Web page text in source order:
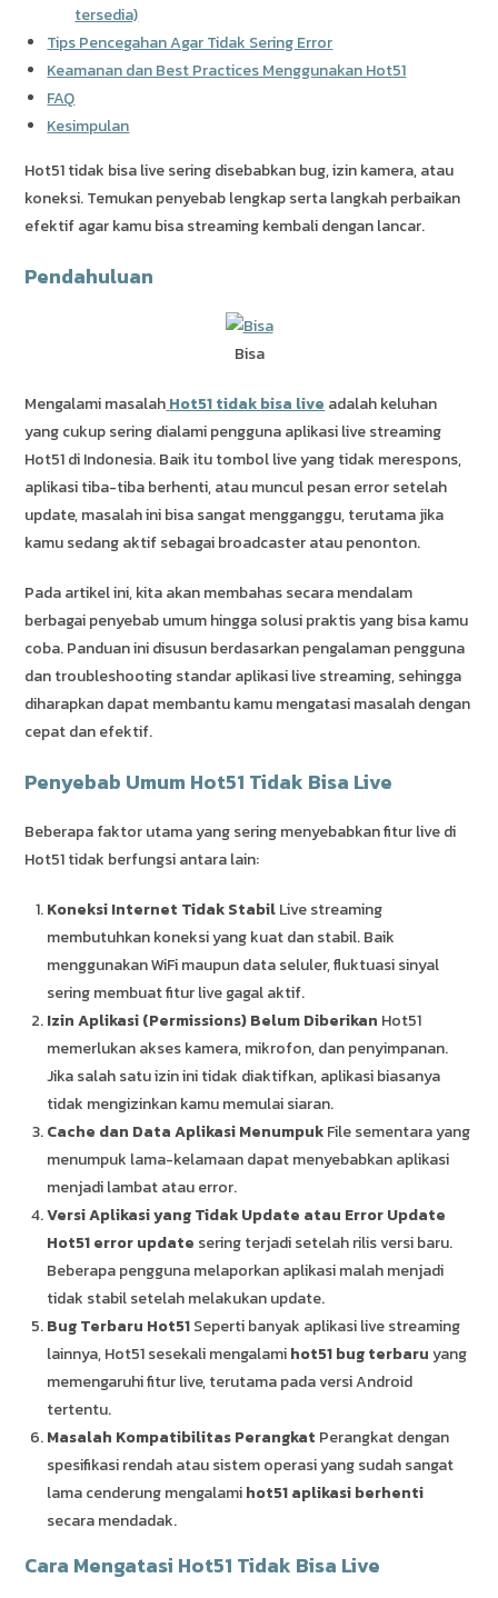
tersedia)
Tips Pencegahan Agar Tidak Sering Error
Keamanan dan Best Practices Menggunakan Hot51
FAQ
Kesimpulan
Hot51 tidak bisa live sering disebabkan bug, izin kamera, atau
koneksi. Temukan penyebab lengkap serta langkah perbaikan
efektif agar kamu bisa streaming kembali dengan lancar.
Pendahuluan
Bisa
Mengalami masalahHot51 tidak bisa live adalah keluhan
yang cukup sering dialami pengguna aplikasi live streaming
Hot51 di Indonesia. Baik itu tombol live yang tidak merespons,
aplikasi tiba-tiba berhenti, atau muncul pesan error setelah
update, masalah ini bisa sangat mengganggu, terutama jika
kamu sedang aktif sebagai broadcaster atau penonton.
Pada artikel ini, kita akan membahas secara mendalam
berbagai penyebab umum hingga solusi praktis yang bisa kamu
coba. Panduan ini disusun berdasarkan pengalaman pengguna
dan troubleshooting standar aplikasi live streaming, sehingga
diharapkan dapat membantu kamu mengatasi masalah dengan
cepat dan efektif.
Penyebab Umum Hot51 Tidak Bisa Live
Beberapa faktor utama yang sering menyebabkan fitur live di
Hot51 tidak berfungsi antara lain:
Koneksi Internet Tidak StabilLive streaming
membutuhkan koneksi yang kuat dan stabil. Baik
menggunakan WiFi maupun data seluler, fluktuasi sinyal
sering membuat fitur live gagal aktif.
Izin Aplikasi (Permissions) Belum Diberikan Hot51
memerlukan akses kamera, mikrofon, dan penyimpanan.
Jika salah satu izin ini tidak diaktifkan, aplikasi biasanya
tidak mengizinkan kamu memulai siaran.
Cache dan Data Aplikasi MenumpukFile sementara yang
menumpuk lama-kelamaan dapat menyebabkan aplikasi
menjadi lambat atau error.
Versi Aplikasi yang Tidak Update atau Error Update
Hot51 error update sering terjadi setelah rilis versi baru.
Beberapa pengguna melaporkan aplikasi malah menjadi
tidak stabil setelah melakukan update.
Bug Terbaru Hot51Seperti banyak aplikasi live streaming
lainnya, Hot51 sesekali mengalamihot51 bug terbaruyang
memengaruhi fitur live, terutama pada versi Android
tertentu.
Masalah Kompatibilitas Perangkat Perangkat dengan
spesifikasi rendah atau sistem operasi yang sudah sangat
lama cenderung mengalamihot51 aplikasi berhenti
secara mendadak.
Cara Mengatasi Hot51 Tidak Bisa Live